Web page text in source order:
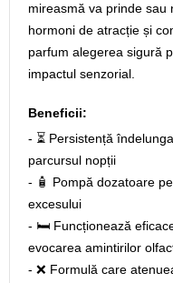
mireasmă va prinde sau
hormoni de atracție și
parfum alegerea sigură
impactul senzorial.
Beneficii:
- ⏳ Persistență
parcursul nopții
- 🧴 Pompă dozatoare
excesului
- 🛏️ Funcționează
evocarea amintirilor
- ❌ Formulă care